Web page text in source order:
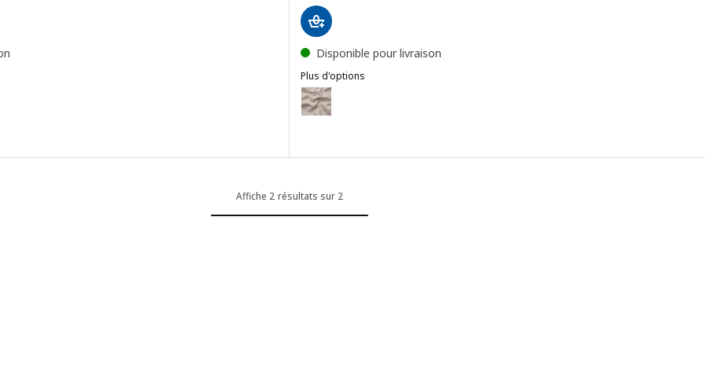
3 places convertible, Kilanda bleu foncé
3 places convertible, Karlshov gris-beige
Disponible pour livraison
Plus d'options
VRETSTORP
Option : VRETSTORP, Housse pour convertible 3 places, Kilanda beige clair
Option : VRETSTORP, Housse pour convertible 3 places, Hakebo gris foncé
Affiche 2 résultats sur 2